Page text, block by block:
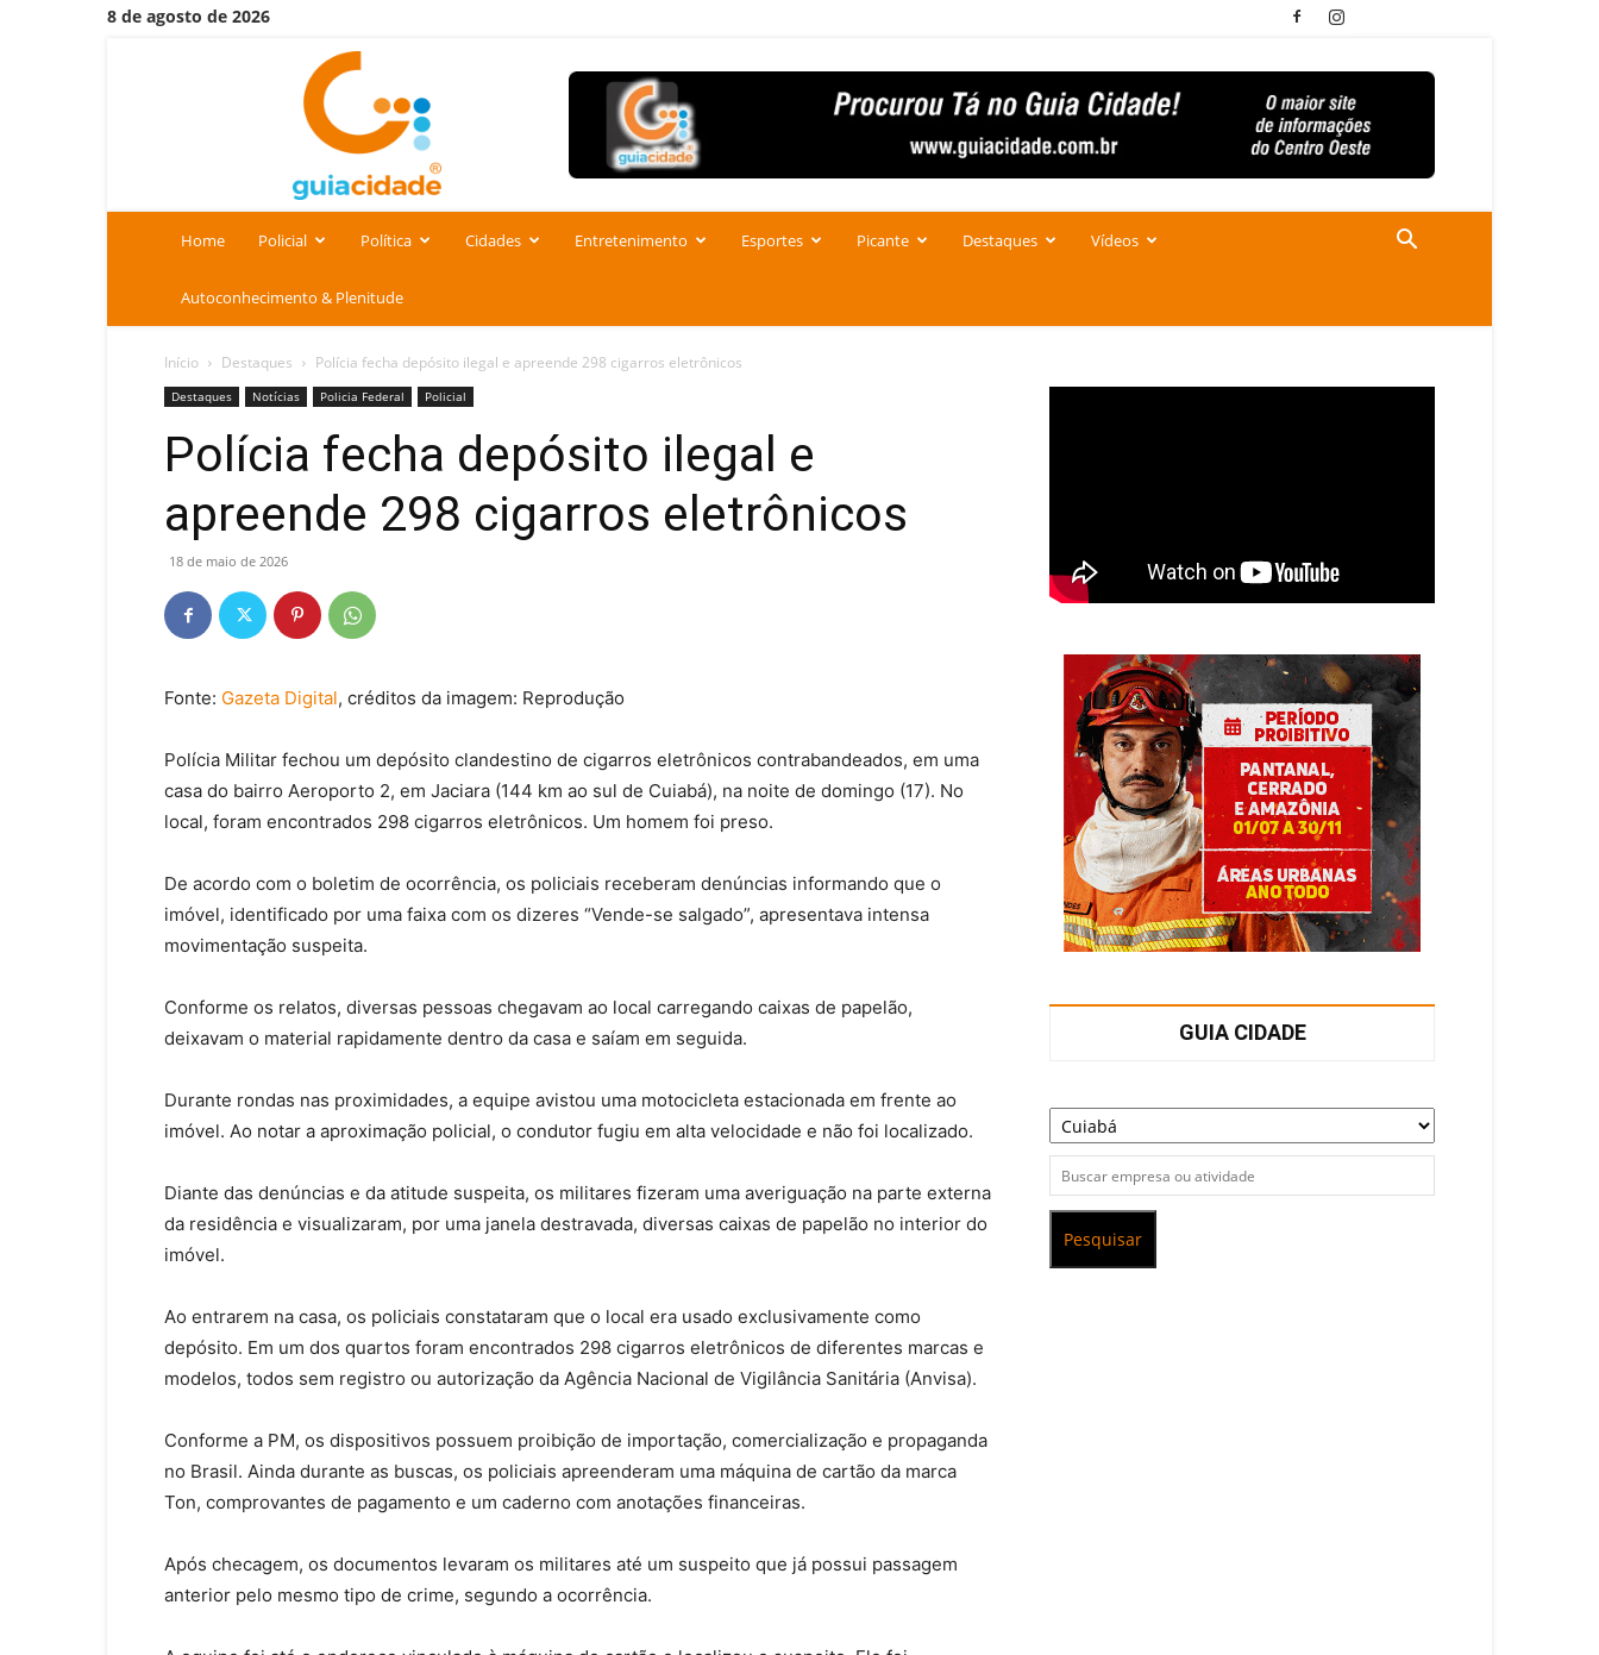
8 de agosto de 2026
Home Policial Política Cidades Entretenimento Esportes Picante Destaques Vídeos
Autoconhecimento & Plenitude
Início Destaques Polícia fecha depósito ilegal e apreende 298 cigarros eletrônicos
Destaques Notícias Policia Federal Policial
Polícia fecha depósito ilegal e
apreende 298 cigarros eletrônicos
18 de maio de 2026
Fonte: Gazeta Digital, créditos da imagem: Reprodução
Polícia Militar fechou um depósito clandestino de cigarros eletrônicos contrabandeados, em uma
casa do bairro Aeroporto 2, em Jaciara (144 km ao sul de Cuiabá), na noite de domingo (17). No
local, foram encontrados 298 cigarros eletrônicos. Um homem foi preso.
De acordo com o boletim de ocorrência, os policiais receberam denúncias informando que o
imóvel, identificado por uma faixa com os dizeres “Vende-se salgado”, apresentava intensa
movimentação suspeita.
Conforme os relatos, diversas pessoas chegavam ao local carregando caixas de papelão,
deixavam o material rapidamente dentro da casa e saíam em seguida.
Durante rondas nas proximidades, a equipe avistou uma motocicleta estacionada em frente ao
imóvel. Ao notar a aproximação policial, o condutor fugiu em alta velocidade e não foi localizado.
Diante das denúncias e da atitude suspeita, os militares fizeram uma averiguação na parte externa
da residência e visualizaram, por uma janela destravada, diversas caixas de papelão no interior do
imóvel.
Ao entrarem na casa, os policiais constataram que o local era usado exclusivamente como
depósito. Em um dos quartos foram encontrados 298 cigarros eletrônicos de diferentes marcas e
modelos, todos sem registro ou autorização da Agência Nacional de Vigilância Sanitária (Anvisa).
Conforme a PM, os dispositivos possuem proibição de importação, comercialização e propaganda
no Brasil. Ainda durante as buscas, os policiais apreenderam uma máquina de cartão da marca
Ton, comprovantes de pagamento e um caderno com anotações financeiras.
Após checagem, os documentos levaram os militares até um suspeito que já possui passagem
anterior pelo mesmo tipo de crime, segundo a ocorrência.
GUIA CIDADE
Pesquisar